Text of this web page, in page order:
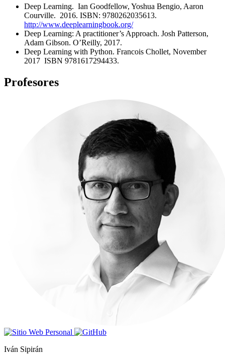
Deep Learning. Ian Goodfellow, Yoshua Bengio, Aaron
Courville. 2016. ISBN: 9780262035613.
http://www.deeplearningbook.org/
Deep Learning: A practitioner’s Approach. Josh Patterson,
Adam Gibson. O’Reilly, 2017.
Deep Learning with Python. Francois Chollet, November
2017 ISBN 9781617294433.
Profesores
Iván Sipirán